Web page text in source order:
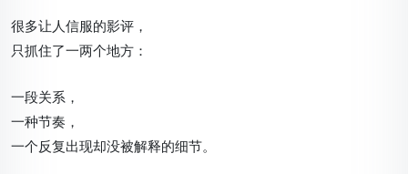
很多让人信服的影评，
只抓住了一两个地方：
一段关系，
一种节奏，
一个反复出现却没被解释的细节。